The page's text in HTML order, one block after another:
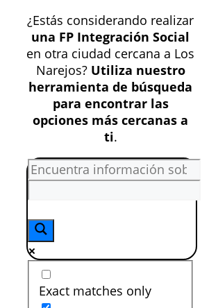
¿Estás considerando realizar
una FP Integración Social
en otra ciudad cercana a Los
Narejos? Utiliza nuestro
herramienta de búsqueda
para encontrar las
opciones más cercanas a
ti.
Exact matches only